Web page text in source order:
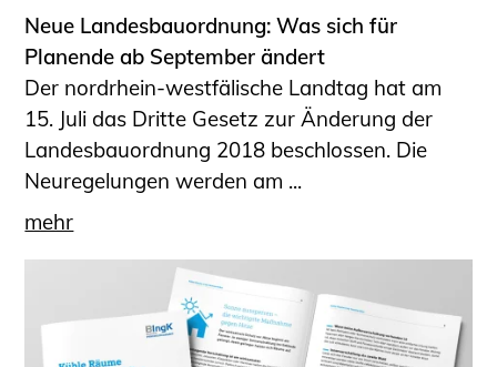
Informationen für Schülerinnen,
Schüler und Studierende
Projekte für Schülerinnen und Schüler
START.ING. Das Studierenden Praxis-
Programm
Wissenswertes für Studierende
Wettbewerbe für Studierende
BLING.BLING.
Kammer Newsletter
Kontakt und Anfahrt
Neue Landesbauordnung: Was sich für
Planende ab September ändert
Der nordrhein-westfälische Landtag hat am
15. Juli das Dritte Gesetz zur Änderung der
Landesbauordnung 2018 beschlossen. Die
Neuregelungen werden am ...
mehr